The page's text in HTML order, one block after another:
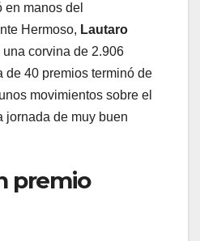
en manos del
Hermoso, Lautaro
una corvina de 2.906
de 40 premios terminó de
movimientos sobre el
jornada de muy buen
premio